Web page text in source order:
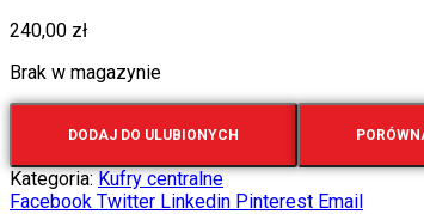
240,00 zł
Brak w magazynie
DODAJ DO ULUBIONYCH
Kategoria:Kufry centralne
Facebook Twitter Linkedin Pinterest Email